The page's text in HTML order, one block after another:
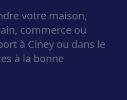
votre maison,
commerce ou
à Ciney ou dans le
à la bonne